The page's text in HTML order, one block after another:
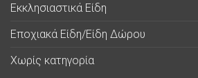
Εκκλησιαστικά Είδη
Εποχιακά Είδη/Είδη Δώρου
Χωρίς κατηγορία